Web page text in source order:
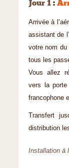
Jour 1 :
Arrivée à
assistant de
votre nom du
tous les
Vous allez
vers la
francophone
Transfert
distribution
Installation à